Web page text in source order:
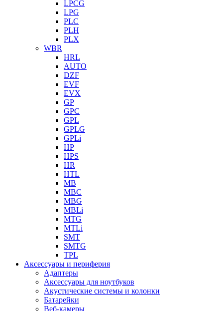
LPCG
LPG
PLC
PLH
PLX
WBR
HRL
AUTO
DZF
EVF
EVX
GP
GPC
GPL
GPLG
GPLi
HP
HPS
HR
HTL
MB
MBC
MBG
MBLi
MTG
MTLi
SMT
SMTG
TPL
Аксессуары и периферия
Адаптеры
Аксессуары для ноутбуков
Акустические системы и колонки
Батарейки
Веб-камеры